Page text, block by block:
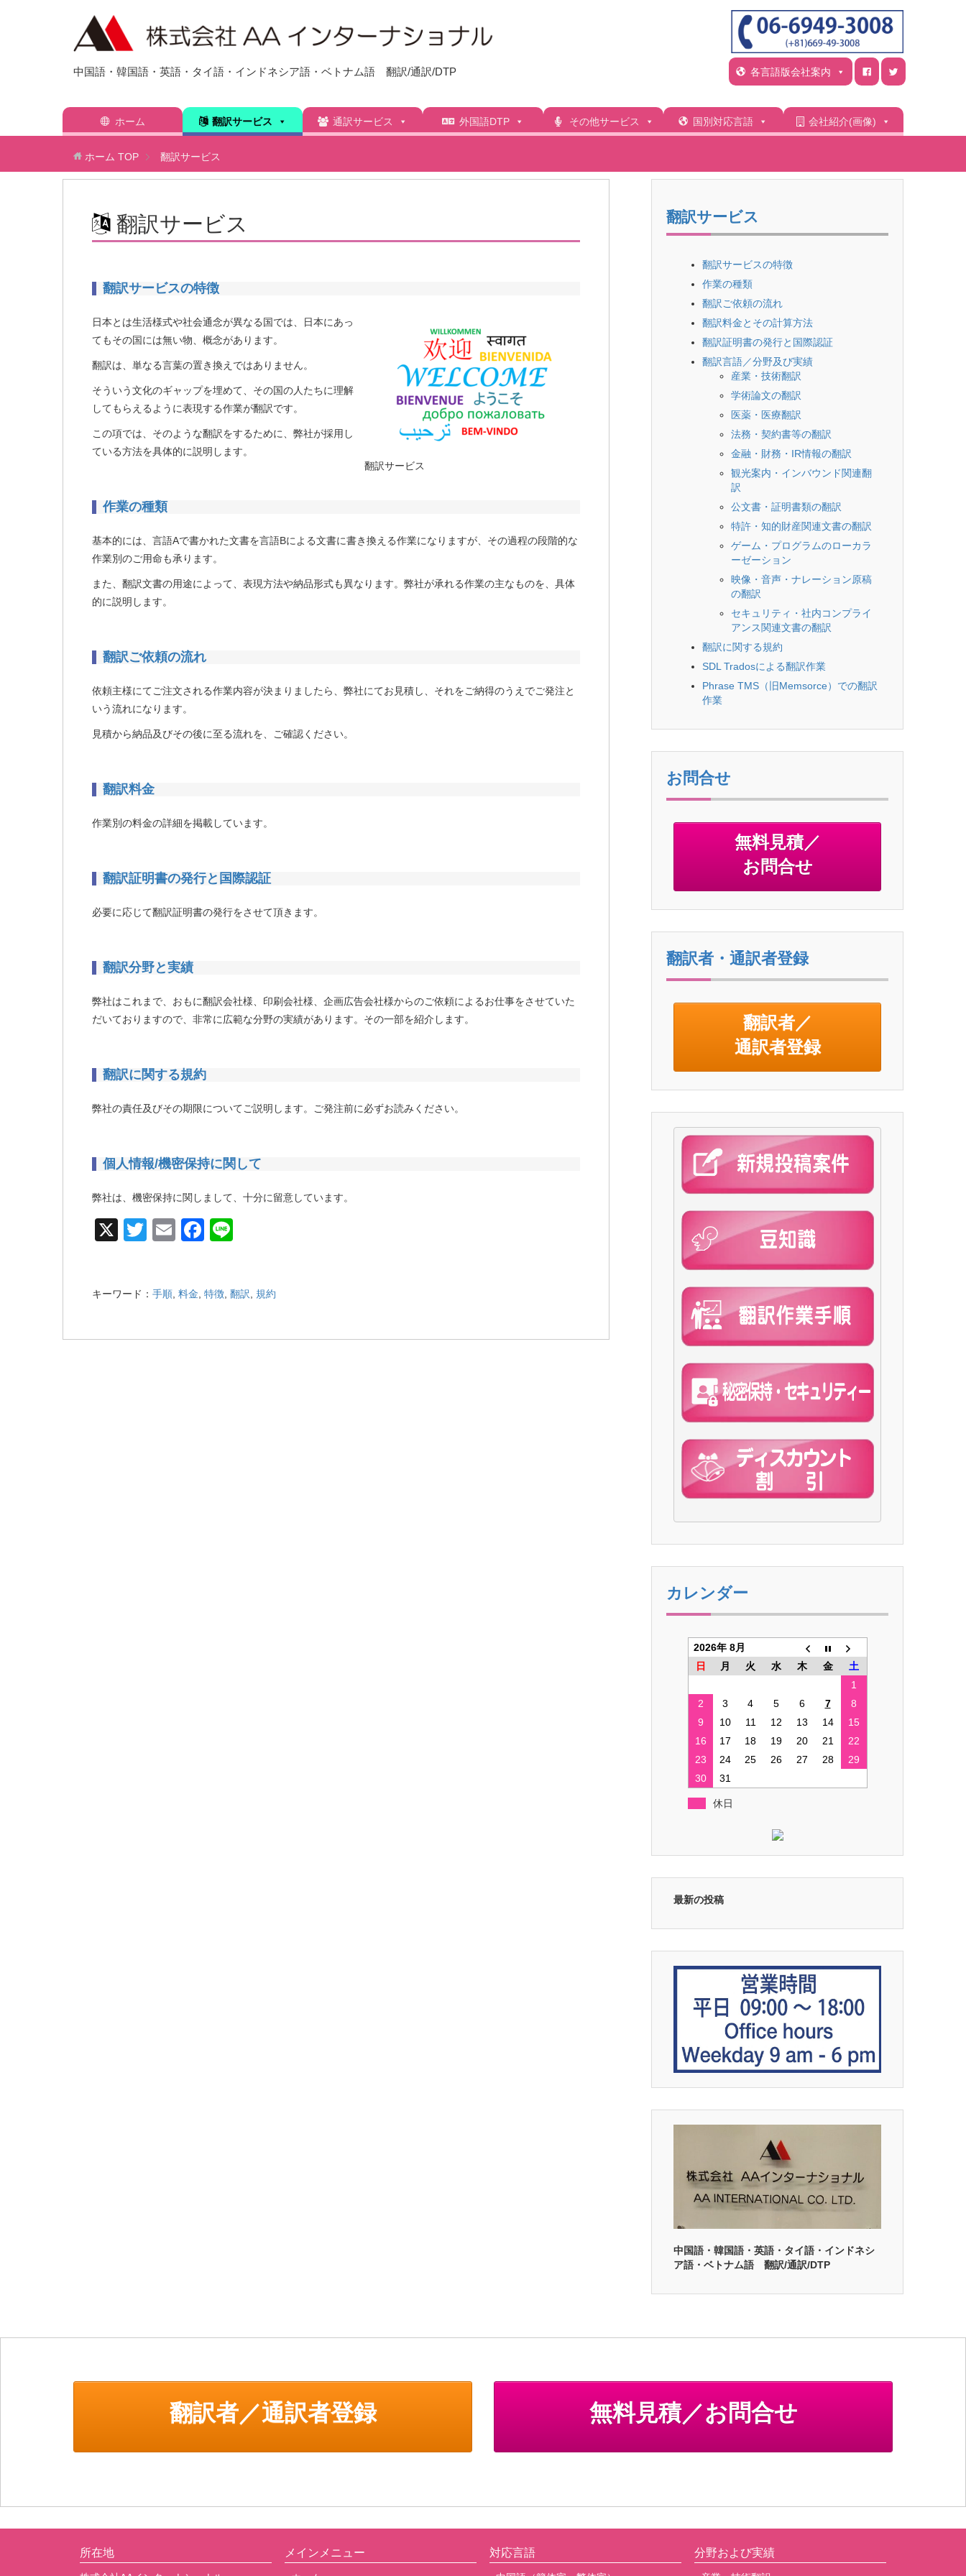
中国語・韓国語・英語・タイ語・インドネシア語・ベトナム語 翻訳/通訳/DTP 各言語版会社案内
ホーム 翻訳サービス 通訳サービス 外国語DTP その他サービス 国別対応言語 会社紹介(画像)
ホーム TOP 翻訳サービス
翻訳サービス
翻訳サービスの特徴
翻訳サービス
日本とは生活様式や社会通念が異なる国では、日本にあっ
てもその国には無い物、概念があります。
翻訳は、単なる言葉の置き換えではありません。
そういう文化のギャップを埋めて、その国の人たちに理解
してもらえるように表現する作業が翻訳です。
この項では、そのような翻訳をするために、弊社が採用し
ている方法を具体的に説明します。
作業の種類
基本的には、言語Aで書かれた文書を言語Bによる文書に書き換える作業になりますが、その過程の段階的な
作業別のご用命も承ります。
また、翻訳文書の用途によって、表現方法や納品形式も異なります。弊社が承れる作業の主なものを、具体
的に説明します。
翻訳ご依頼の流れ
依頼主様にてご注文される作業内容が決まりましたら、弊社にてお見積し、それをご納得のうえでご発注と
いう流れになります。
見積から納品及びその後に至る流れを、ご確認ください。
翻訳料金
作業別の料金の詳細を掲載しています。
翻訳証明書の発行と国際認証
必要に応じて翻訳証明書の発行をさせて頂きます。
翻訳分野と実績
弊社はこれまで、おもに翻訳会社様、印刷会社様、企画広告会社様からのご依頼によるお仕事をさせていた
だいておりますので、非常に広範な分野の実績があります。その一部を紹介します。
翻訳に関する規約
弊社の責任及びその期限についてご説明します。ご発注前に必ずお読みください。
個人情報/機密保持に関して
弊社は、機密保持に関しまして、十分に留意しています。
X
T
er
E
F
e
o
キーワード： 手順 料金 特徴 翻訳 規約
翻訳サービス
翻訳サービスの特徴
作業の種類
翻訳ご依頼の流れ
翻訳料金とその計算方法
翻訳証明書の発行と国際認証
翻訳言語／分野及び実績
産業・技術翻訳
学術論文の翻訳
医薬・医療翻訳
法務・契約書等の翻訳
金融・財務・IR情報の翻訳
観光案内・インバウンド関連翻
訳
公文書・証明書類の翻訳
特許・知的財産関連文書の翻訳
ゲーム・プログラムのローカラ
ーゼーション
映像・音声・ナレーション原稿
の翻訳
セキュリティ・社内コンプライ
アンス関連文書の翻訳
翻訳に関する規約
SDL Tradosによる翻訳作業
Phrase TMS（旧Memsorce）での翻訳
作業
お問合せ
無料見積／
お問合せ
翻訳者・通訳者登録
翻訳者／
通訳者登録
カレンダー
2026年 8月
日
月 火 水 木 金
土
1
2
3 4 5 6 7
8
9
10 11 12 13 14
15
16
17 18 19 20 21
22
23
24 25 26 27 28
29
30
31
休日
最新の投稿
中国語・韓国語・英語・タイ語・インドネシ
ア語・ベトナム語 翻訳/通訳/DTP
翻訳者／通訳者登録 無料見積／お問合せ
所在地 メインメニュー 対応言語 分野および実績